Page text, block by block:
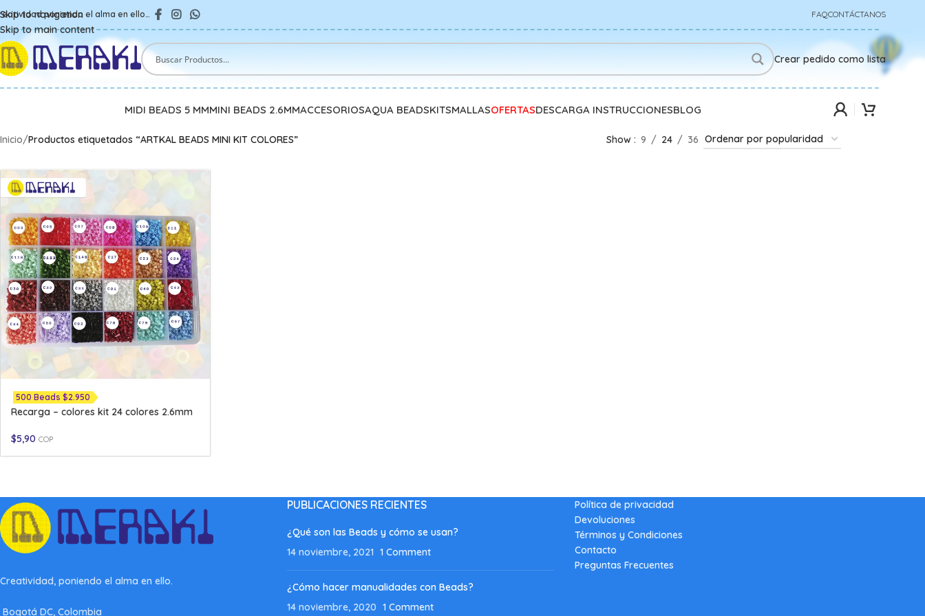
Skip to navigation
Skip to main content
poniendo el alma en ello… FAQCONTÁCTANOS
Crear pedido como lista
MIDI BEADS 5 MMMINI BEADS 2.6MMACCESORIOSAQUA BEADSKITSMALLASOFERTASDESCARGA INSTRUCCIONESBLOG
Inicio/Productos etiquetados “ARTKAL BEADS MINI KIT COLORES” Show 9 24 36
500 Beads $2.950
Recarga – colores kit 24 colores 2.6mm
$5,90 COP
Creatividad, poniendo el alma en ello.
Bogotá DC, Colombia
PUBLICACIONES RECIENTES
¿Qué son las Beads y cómo se usan?
14 noviembre, 2021 1 Comment
¿Cómo hacer manualidades con Beads?
14 noviembre, 2020 1 Comment
Política de privacidad
Devoluciones
Términos y Condiciones
Contacto
Preguntas Frecuentes